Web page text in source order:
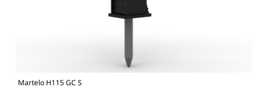
Martelo H115 GC S